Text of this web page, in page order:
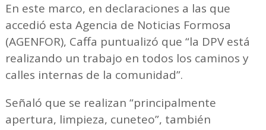
En este marco, en declaraciones a las que
accedió esta Agencia de Noticias Formosa
(AGENFOR), Caffa puntualizó que “la DPV está
realizando un trabajo en todos los caminos y
calles internas de la comunidad”.
Señaló que se realizan “principalmente
apertura, limpieza, cuneteo”, también